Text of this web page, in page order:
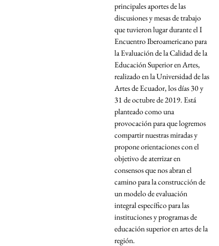
principales aportes de las
discusiones y mesas de trabajo
que tuvieron lugar durante el I
Encuentro Iberoamericano para
la Evaluación de la Calidad de la
Educación Superior en Artes,
realizado en la Universidad de las
Artes de Ecuador, los días 30 y
31 de octubre de 2019. Está
planteado como una
provocación para que logremos
compartir nuestras miradas y
propone orientaciones con el
objetivo de aterrizar en
consensos que nos abran el
camino para la construcción de
un modelo de evaluación
integral específico para las
instituciones y programas de
educación superior en artes de la
región.